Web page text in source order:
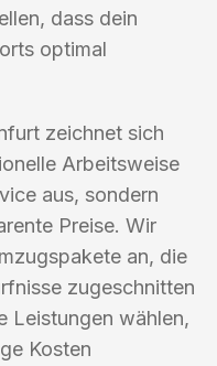
dass dein
optimal
zeichnet sich
Arbeitsweise
aus, sondern
Preise. Wir
an, die
zugeschnitten
Leistungen wählen,
Kosten